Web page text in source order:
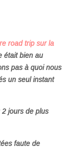
road trip sur la
était bien au
pas à quoi nous
un seul instant
jours de plus
faute de